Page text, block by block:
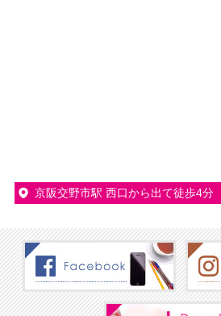
京阪交野市駅 西口から出て徒歩4分